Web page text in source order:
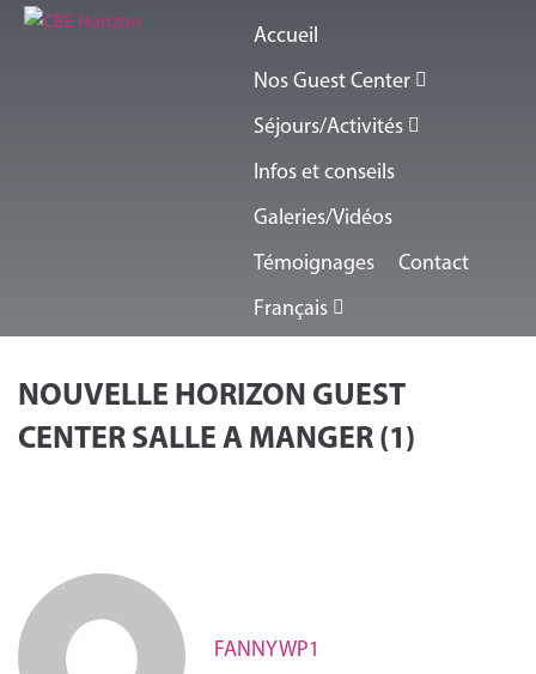
Accueil
Nos Guest Center
Séjours/Activités
Infos et conseils
Galeries/Vidéos
Témoignages
Contact
Français
NOUVELLE HORIZON GUEST
CENTER SALLE A MANGER (1)
FANNYWP1